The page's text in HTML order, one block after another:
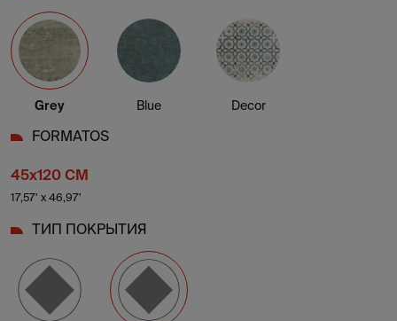
Grey Blue Decor
FORMATOS
45x120 CM
17,57' x 46,97'
ТИП ПОКРЫТИЯ